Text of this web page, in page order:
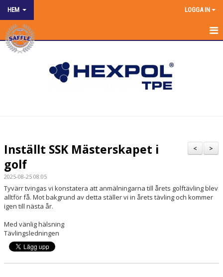
HEM LOGGA IN
HEM
KALENDER
BILDGALLERI
DOKUMENT
MATCHER
VÅRA LAG/TRÄNARE
>
<
Inställt SSK Mästerskapet i
golf
2025-08-25 08:05
Tyvärr tvingas vi konstatera att anmälningarna till årets golftävling blev
alltför få. Mot bakgrund av detta ställer vi in årets tävling och kommer
igen till nästa år.
Med vänlig hälsning
Tävlingsledningen